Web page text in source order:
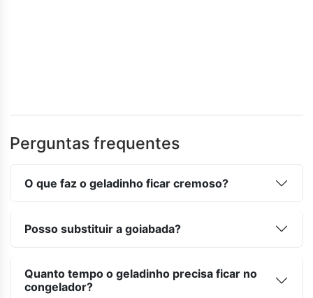
Perguntas frequentes
O que faz o geladinho ficar cremoso?
Posso substituir a goiabada?
Quanto tempo o geladinho precisa ficar no
congelador?